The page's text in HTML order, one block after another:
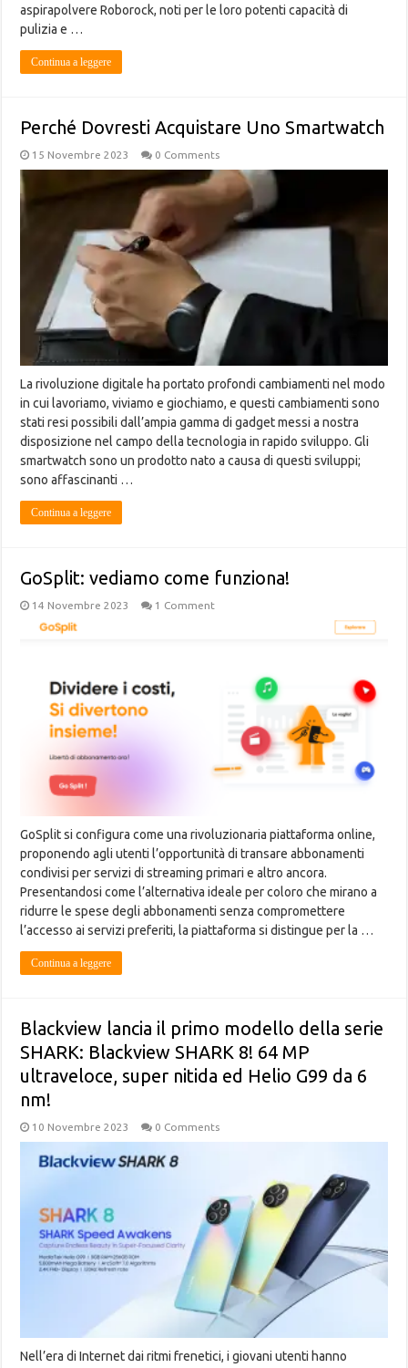
aspirapolvere Roborock, noti per le loro potenti capacità di
pulizia e …
Continua a leggere
Perché Dovresti Acquistare Uno Smartwatch
15 Novembre 2023 0 Comments
La rivoluzione digitale ha portato profondi cambiamenti nel modo
in cui lavoriamo, viviamo e giochiamo, e questi cambiamenti sono
stati resi possibili dall’ampia gamma di gadget messi a nostra
disposizione nel campo della tecnologia in rapido sviluppo. Gli
smartwatch sono un prodotto nato a causa di questi sviluppi;
sono affascinanti …
Continua a leggere
GoSplit: vediamo come funziona!
14 Novembre 2023 1 Comment
GoSplit si configura come una rivoluzionaria piattaforma online,
proponendo agli utenti l’opportunità di transare abbonamenti
condivisi per servizi di streaming primari e altro ancora.
Presentandosi come l’alternativa ideale per coloro che mirano a
ridurre le spese degli abbonamenti senza compromettere
l’accesso ai servizi preferiti, la piattaforma si distingue per la …
Continua a leggere
Blackview lancia il primo modello della serie
SHARK: Blackview SHARK 8! 64 MP
ultraveloce, super nitida ed Helio G99 da 6
nm!
10 Novembre 2023 0 Comments
Nell’era di Internet dai ritmi frenetici, i giovani utenti hanno